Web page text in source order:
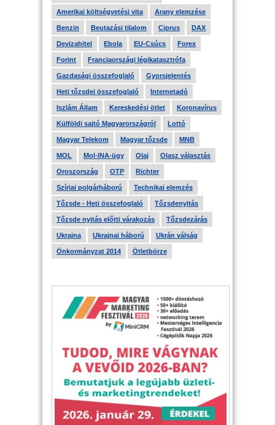
Amerikai költségvetési vita Arany elemzése
Benzin Beutazási tilalom Ciprus DAX
Devizahitel Ebola EU-Csúcs Forex
Forint Franciaországi légikatasztrófa
Gazdasági összefoglaló Gyorsjelentés
Heti tőzsdei összefoglaló Internetadó
Iszlám Állam Kereskedési ötlet Koronavírus
Külföldi sajtó Magyarországról Lottó
Magyar Telekom Magyar tőzsde MNB
MOL Mol-INA-ügy Olaj Olasz választás
Oroszország OTP Richter
Szíriai polgárháború Technikai elemzés
Tőzsde - Heti összefoglaló Tőzsdenyitás
Tőzsde nyitás előtti várakozás Tőzsdezárás
Ukrajna Ukrajnai háború Ukrán válság
Önkormányzat 2014 Ötletbörze